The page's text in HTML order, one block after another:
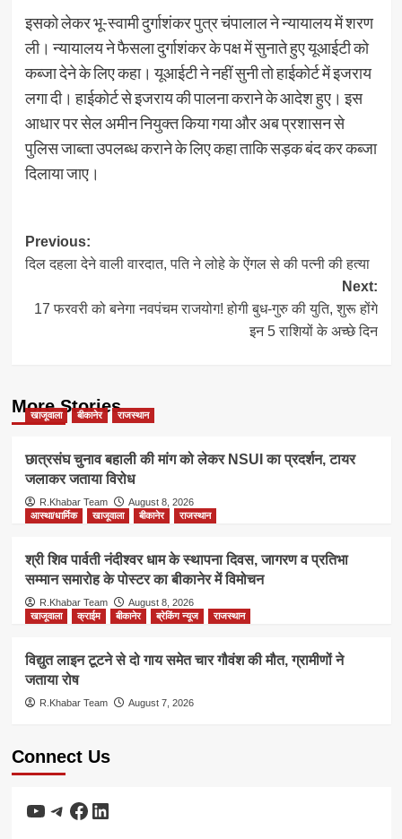
इसको लेकर भू-स्वामी दुर्गाशंकर पुत्र चंपालाल ने न्यायालय में शरण
ली। न्यायालय ने फैसला दुर्गाशंकर के पक्ष में सुनाते हुए यूआईटी को
कब्जा ​देने के लिए कहा। यूआईटी ने नहीं सुनी तो हाईकोर्ट में इजराय
लगा दी। हाईकोर्ट से इजराय की पालना कराने के आदेश ​हुए। इस
आधार पर सेल अमीन नियुक्त किया गया और अब प्रशासन से
पुलिस जाब्ता उपलब्ध कराने के लिए कहा ताकि सड़क बंद कर कब्जा
दिलाया जाए।
Post
navigation
Previous:
दिल दहला देने वाली वारदात, पति ने लोहे के ऐंगल से की पत्नी की हत्या
Next:
17 फरवरी को बनेगा नवपंचम राजयोग! होगी बुध-गुरु की युति, शुरू होंगे
इन 5 राशियों के अच्छे दिन
More Stories
खाजूवाला बीकानेर राजस्थान
छात्रसंघ चुनाव बहाली की मांग को लेकर NSUI का प्रदर्शन, टायर
जलाकर जताया विरोध
R.Khabar Team
August 8, 2026
आस्था/धार्मिक
खाजूवाला बीकानेर राजस्थान
श्री शिव पार्वती नंदीश्वर धाम के स्थापना दिवस, जागरण व प्रतिभा
सम्मान समारोह के पोस्टर का बीकानेर में विमोचन
R.Khabar Team
August 8, 2026
खाजूवाला
क्राईम बीकानेर ब्रेकिंग न्यूज राजस्थान
विद्युत लाइन टूटने से दो गाय समेत चार गौवंश की मौत, ग्रामीणों ने
जताया रोष
R.Khabar Team August 7, 2026
Connect Us
YouTube
Telegram
Facebook
LinkedIn